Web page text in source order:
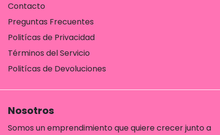
Contacto
Preguntas Frecuentes
Politícas de Privacidad
Términos del Servicio
Politícas de Devoluciones
Nosotros
Somos un emprendimiento que quiere crecer junto a